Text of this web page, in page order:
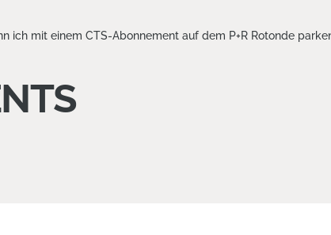
ich mit einem CTS-Abonnement auf dem P+R Rotonde